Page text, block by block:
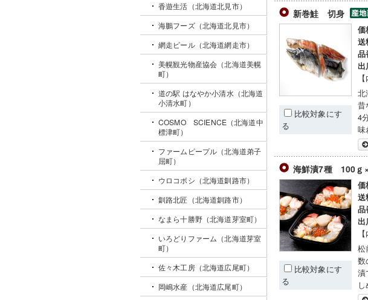
新巻鮭 切身
比較対象にす
る
価
送
品
出
北
昔
4
味
海鮮漬7種 100ｇ
比較対象にす
る
価
送
品
出
松
数
漬
し
香遊生活（北海道北見市）
海鵬フーズ（北海道北見市）
網走ビール（北海道網走市）
美幌観光物産協会（北海道美幌
町）
道の駅 はなやか小清水（北海道
小清水町）
COSMO SCIENCE（北海道中
標津町）
ファームピープル（北海道弟子
屈町）
ウロコボシ（北海道釧路市）
釧路北匠（北海道釧路市）
なまら十勝野（北海道芽室町）
いろどりファーム（北海道芽室
町）
佐々木工房（北海道広尾町）
岡嶋水産（北海道広尾町）